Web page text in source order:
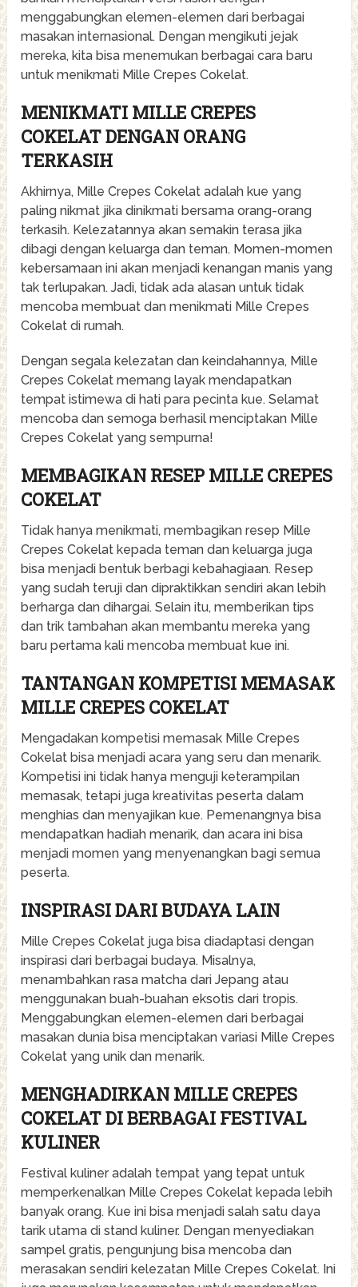
menggabungkan elemen-elemen dari berbagai
masakan internasional. Dengan mengikuti jejak
mereka, kita bisa menemukan berbagai cara baru
untuk menikmati Mille Crepes Cokelat.
MENIKMATI MILLE CREPES
COKELAT DENGAN ORANG
TERKASIH
Akhirnya, Mille Crepes Cokelat adalah kue yang
paling nikmat jika dinikmati bersama orang-orang
terkasih. Kelezatannya akan semakin terasa jika
dibagi dengan keluarga dan teman. Momen-momen
kebersamaan ini akan menjadi kenangan manis yang
tak terlupakan. Jadi, tidak ada alasan untuk tidak
mencoba membuat dan menikmati Mille Crepes
Cokelat di rumah.
Dengan segala kelezatan dan keindahannya, Mille
Crepes Cokelat memang layak mendapatkan
tempat istimewa di hati para pecinta kue. Selamat
mencoba dan semoga berhasil menciptakan Mille
Crepes Cokelat yang sempurna!
MEMBAGIKAN RESEP MILLE CREPES
COKELAT
Tidak hanya menikmati, membagikan resep Mille
Crepes Cokelat kepada teman dan keluarga juga
bisa menjadi bentuk berbagi kebahagiaan. Resep
yang sudah teruji dan dipraktikkan sendiri akan lebih
berharga dan dihargai. Selain itu, memberikan tips
dan trik tambahan akan membantu mereka yang
baru pertama kali mencoba membuat kue ini.
TANTANGAN KOMPETISI MEMASAK
MILLE CREPES COKELAT
Mengadakan kompetisi memasak Mille Crepes
Cokelat bisa menjadi acara yang seru dan menarik.
Kompetisi ini tidak hanya menguji keterampilan
memasak, tetapi juga kreativitas peserta dalam
menghias dan menyajikan kue. Pemenangnya bisa
mendapatkan hadiah menarik, dan acara ini bisa
menjadi momen yang menyenangkan bagi semua
peserta.
INSPIRASI DARI BUDAYA LAIN
Mille Crepes Cokelat juga bisa diadaptasi dengan
inspirasi dari berbagai budaya. Misalnya,
menambahkan rasa matcha dari Jepang atau
menggunakan buah-buahan eksotis dari tropis.
Menggabungkan elemen-elemen dari berbagai
masakan dunia bisa menciptakan variasi Mille Crepes
Cokelat yang unik dan menarik.
MENGHADIRKAN MILLE CREPES
COKELAT DI BERBAGAI FESTIVAL
KULINER
Festival kuliner adalah tempat yang tepat untuk
memperkenalkan Mille Crepes Cokelat kepada lebih
banyak orang. Kue ini bisa menjadi salah satu daya
tarik utama di stand kuliner. Dengan menyediakan
sampel gratis, pengunjung bisa mencoba dan
merasakan sendiri kelezatan Mille Crepes Cokelat. Ini